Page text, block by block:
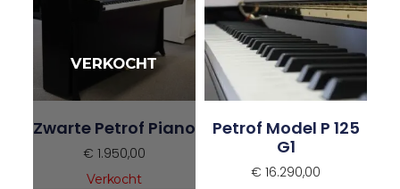
Zwarte Petrof Piano
€ 1.950,00
Verkocht
Petrof Model P 125
G1
€ 16.290,00